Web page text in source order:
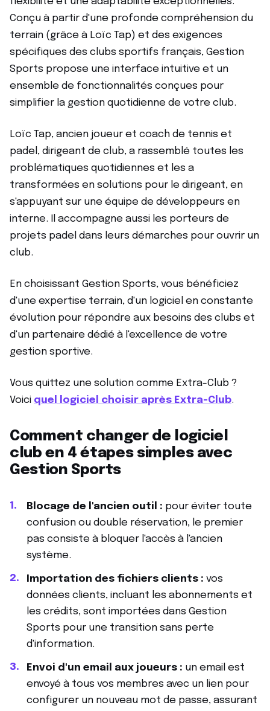
Conçu à partir d'une profonde compréhension du
terrain (grâce à Loïc Tap) et des exigences
spécifiques des clubs sportifs français, Gestion
Sports propose une interface intuitive et un
ensemble de fonctionnalités conçues pour
simplifier la gestion quotidienne de votre club.
Loïc Tap, ancien joueur et coach de tennis et
padel, dirigeant de club, a rassemblé toutes les
problématiques quotidiennes et les a
transformées en solutions pour le dirigeant, en
s'appuyant sur une équipe de développeurs en
interne. Il accompagne aussi les porteurs de
projets padel dans leurs démarches pour ouvrir un
club.
En choisissant Gestion Sports, vous bénéficiez
d'une expertise terrain, d'un logiciel en constante
évolution pour répondre aux besoins des clubs et
d'un partenaire dédié à l'excellence de votre
gestion sportive.
Vous quittez une solution comme Extra-Club ?
Voici quel logiciel choisir après Extra-Club.
Comment changer de logiciel
club en 4 étapes simples avec
Gestion Sports
Blocage de l'ancien outil : pour éviter toute
confusion ou double réservation, le premier
pas consiste à bloquer l'accès à l'ancien
système.
Importation des fichiers clients : vos
données clients, incluant les abonnements et
les crédits, sont importées dans Gestion
Sports pour une transition sans perte
d'information.
Envoi d'un email aux joueurs : un email est
envoyé à tous vos membres avec un lien pour
configurer un nouveau mot de passe, assurant